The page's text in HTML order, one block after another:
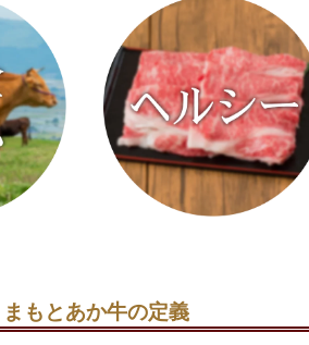
まもとあか牛の定義